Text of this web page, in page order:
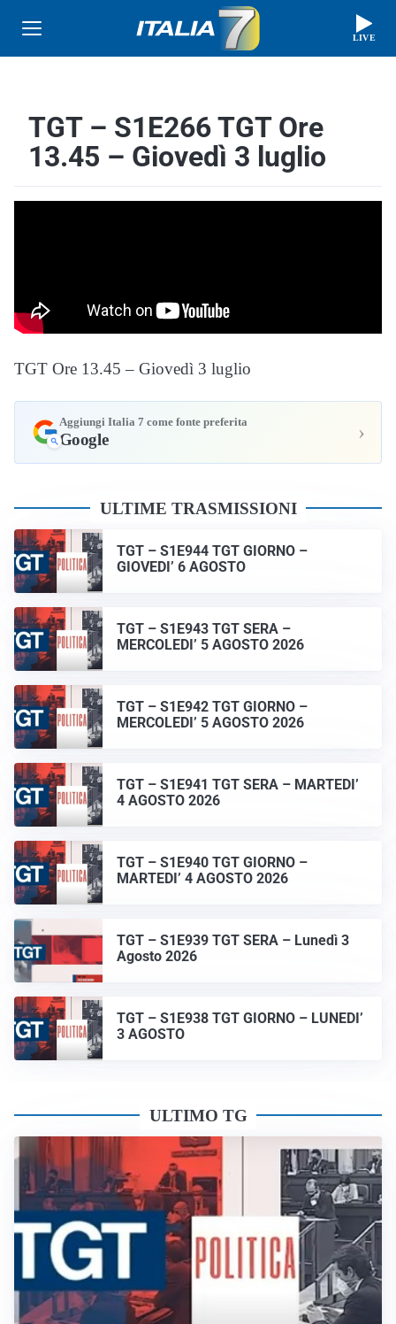
LIVE
TGT – S1E266 TGT Ore
13.45 – Giovedì 3 luglio
TGT Ore 13.45 – Giovedì 3 luglio
Aggiungi Italia 7 come fonte preferita
Google ›
ULTIME TRASMISSIONI
TGT – S1E944 TGT GIORNO –
GIOVEDI’ 6 AGOSTO
TGT – S1E943 TGT SERA –
MERCOLEDI’ 5 AGOSTO 2026
TGT – S1E942 TGT GIORNO –
MERCOLEDI’ 5 AGOSTO 2026
TGT – S1E941 TGT SERA – MARTEDI’
4 AGOSTO 2026
TGT – S1E940 TGT GIORNO –
MARTEDI’ 4 AGOSTO 2026
TGT – S1E939 TGT SERA – Lunedì 3
Agosto 2026
TGT – S1E938 TGT GIORNO – LUNEDI’
3 AGOSTO
ULTIMO TG